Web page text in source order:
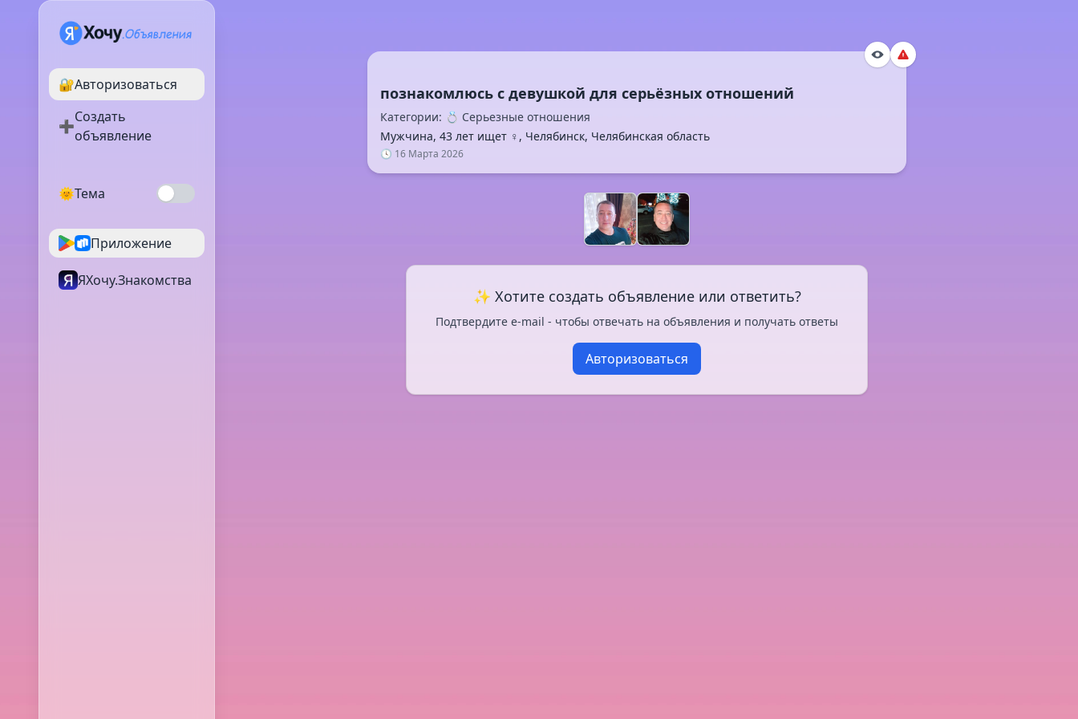
🔐Авторизоваться
➕
Создать
объявление
🌞Тема
Приложение
ЯХочу.Знакомства
Категории: 💍 Серьезные отношения
Мужчина, 43 лет ищет ♀️, Челябинск, Челябинская область
🕓 16 Марта 2026
✨ Хотите создать объявление или ответить?
Подтвердите e-mail - чтобы отвечать на объявления и получать ответы
Авторизоваться